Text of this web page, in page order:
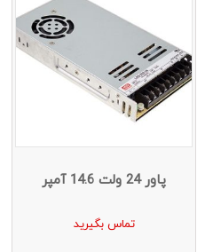
پاور 24 ولت 14.6 آمپر
تماس بگیرید